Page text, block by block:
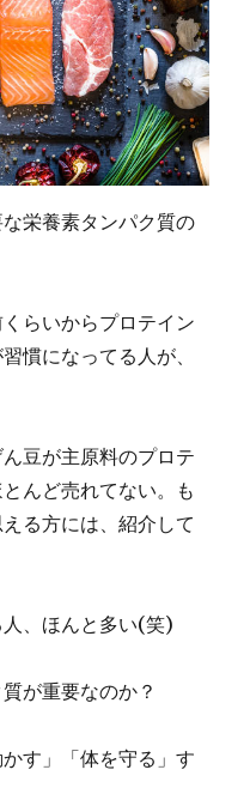
る
の
は
ど
う
な
の
か？
栄養素タンパク質の
らいからプロテイン
慣になってる人が、
豆が主原料のプロテ
んど売れてない。も
る方には、紹介して
、ほんと多い(笑)
が重要なのか？
す」「体を守る」す